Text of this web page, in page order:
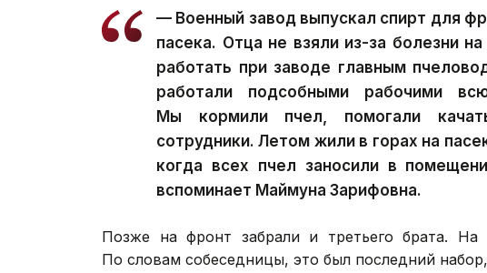
— Военный завод выпускал спирт для
пасека. Отца не взяли из-за болезни
работать при заводе главным
работали подсобными рабочими
Мы кормили пчел, помогали
сотрудники. Летом жили в горах на
когда всех пчел заносили в
вспоминает Маймуна Зарифовна.
Позже на фронт забрали и третьего брата.
По словам собеседницы, это был последний